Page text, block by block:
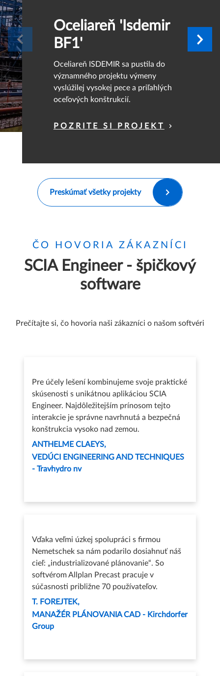
Oceliareň 'Isdemir
BF1'
Oceliareň ISDEMIR sa pustila do
významného projektu výmeny
vyslúžilej vysokej pece a priľahlých
oceľových konštrukcií.
POZRITE SI PROJEKT
Preskúmať všetky projekty
ČO HOVORIA ZÁKAZNÍCI
SCIA Engineer - špičkový
software
Prečítajte si, čo hovoria naši zákazníci o našom softvéri
Pre účely lešení kombinujeme svoje praktické
skúsenosti s unikátnou aplikáciou SCIA
Engineer. Najdôležitejším prínosom tejto
interakcie je správne navrhnutá a bezpečná
konštrukcia vysoko nad zemou.
ANTHELME CLAEYS
VEDÚCI ENGINEERING AND TECHNIQUES
- Travhydro nv
Vďaka veľmi úzkej spolupráci s firmou
Nemetschek sa nám podarilo dosiahnuť náš
cieľ: „industrializované plánovanie“. So
softvérom Allplan Precast pracuje v
súčasnosti približne 70 používateľov.
T. FOREJTEK
MANAŽÉR PLÁNOVANIA CAD - Kirchdorfer
Group